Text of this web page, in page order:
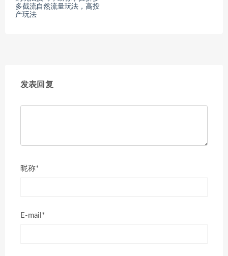
多截流自然流量玩法，高投
产玩法
发表回复
昵称*
E-mail*